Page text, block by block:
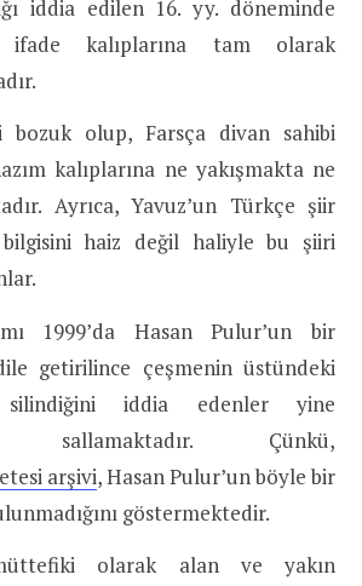
iddia edilen 16. yy. döneminde
ifade kalıplarına tam olarak
bozuk olup, Farsça divan sahibi
kalıplarına ne yakışmakta ne
Ayrıca, Yavuz’un Türkçe şiir
bilgisini haiz değil haliyle bu şiiri
1999’da Hasan Pulur’un bir
getirilince çeşmenin üstündeki
silindiğini iddia edenler yine
sallamaktadır. Çünkü,
arşivi, Hasan Pulur’un böyle bir
göstermektedir.
olarak alan ve yakın